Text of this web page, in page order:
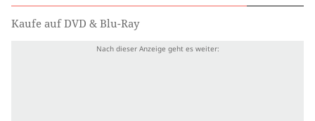
Kaufe auf DVD & Blu-Ray